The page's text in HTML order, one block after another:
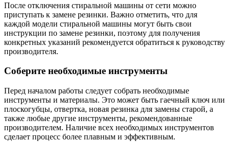
После отключения стиральной машины от сети можно
приступать к замене резинки. Важно отметить, что для
каждой модели стиральной машины могут быть свои
инструкции по замене резинки, поэтому для получения
конкретных указаний рекомендуется обратиться к руководству
производителя.
Соберите необходимые инструменты
Перед началом работы следует собрать необходимые
инструменты и материалы. Это может быть гаечный ключ или
плоскогубцы, отвертка, новая резинка для замены старой, а
также любые другие инструменты, рекомендованные
производителем. Наличие всех необходимых инструментов
сделает процесс более плавным и эффективным.